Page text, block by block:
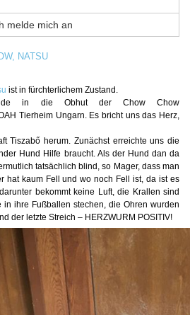
NATSU
ist in fürchterlichem Zustand.
in die Obhut der Chow Chow
Tierheim Ungarn. Es bricht uns das Herz,
Tiszabő herum. Zunächst erreichte uns die
Hund Hilfe braucht. Als der Hund dan da
tatsächlich blind, so Mager, dass man
hat kaum Fell
und wo noch Fell ist, da ist es
bekommt keine Luft, die Krallen sind
ihre Fußballen stechen, die Ohren wurden
der letzte Streich – HERZWURM POSITIV!